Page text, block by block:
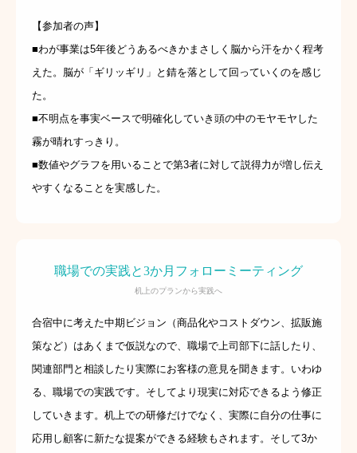
【参加者の声】
■わが事業は5年後どうあるべきかまさしく脳から汗をかく程考
えた。脳が「ギリッギリ」と錆を落として回っていくのを感じ
た。
■不明点を事実ベースで明確化していき頭の中のモヤモヤした
霧が晴れすっきり。
■数値やグラフを用いることで第3者に対して説得力が増し伝え
やすくなることを実感した。
職場での実践と3か月フォローミーティング
机上のプランから実践へ
合宿中に考えた中期ビジョン（商品化やコストダウン、拡販施
策など）はあくまで仮説なので、職場で上司部下に話したり、
関連部門と相談したり実際にお客様の意見を聞きます。いわゆ
る、職場での実践です。そしてより現実に対応できるよう修正
していきます。机上での研修だけでなく、実際に自分の仕事に
応用し顧客に新たな提案ができる経験もされます。そして3か